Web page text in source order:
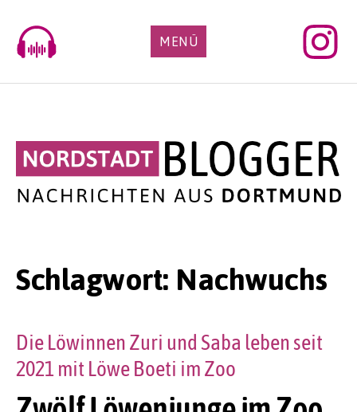
content
MENÜ
Schlagwort: Nachwuchs
Die Löwinnen Zuri und Saba leben seit
2021 mit Löwe Boeti im Zoo